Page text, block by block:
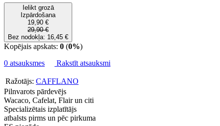
Ielikt grozā
Izpārdošana
19,90 €
29,90 €
Bez nodokļa: 16,45 €
Kopējais apskats: 0 (0%)
0 atsauksmes
Rakstīt atsauksmi
Ražotājs: CAFFLANO
Pilnvarots pārdevējs
Wacaco, Cafelat, Flair un citi
Specializētais izplatītājs
atbalsts pirms un pēc pirkuma